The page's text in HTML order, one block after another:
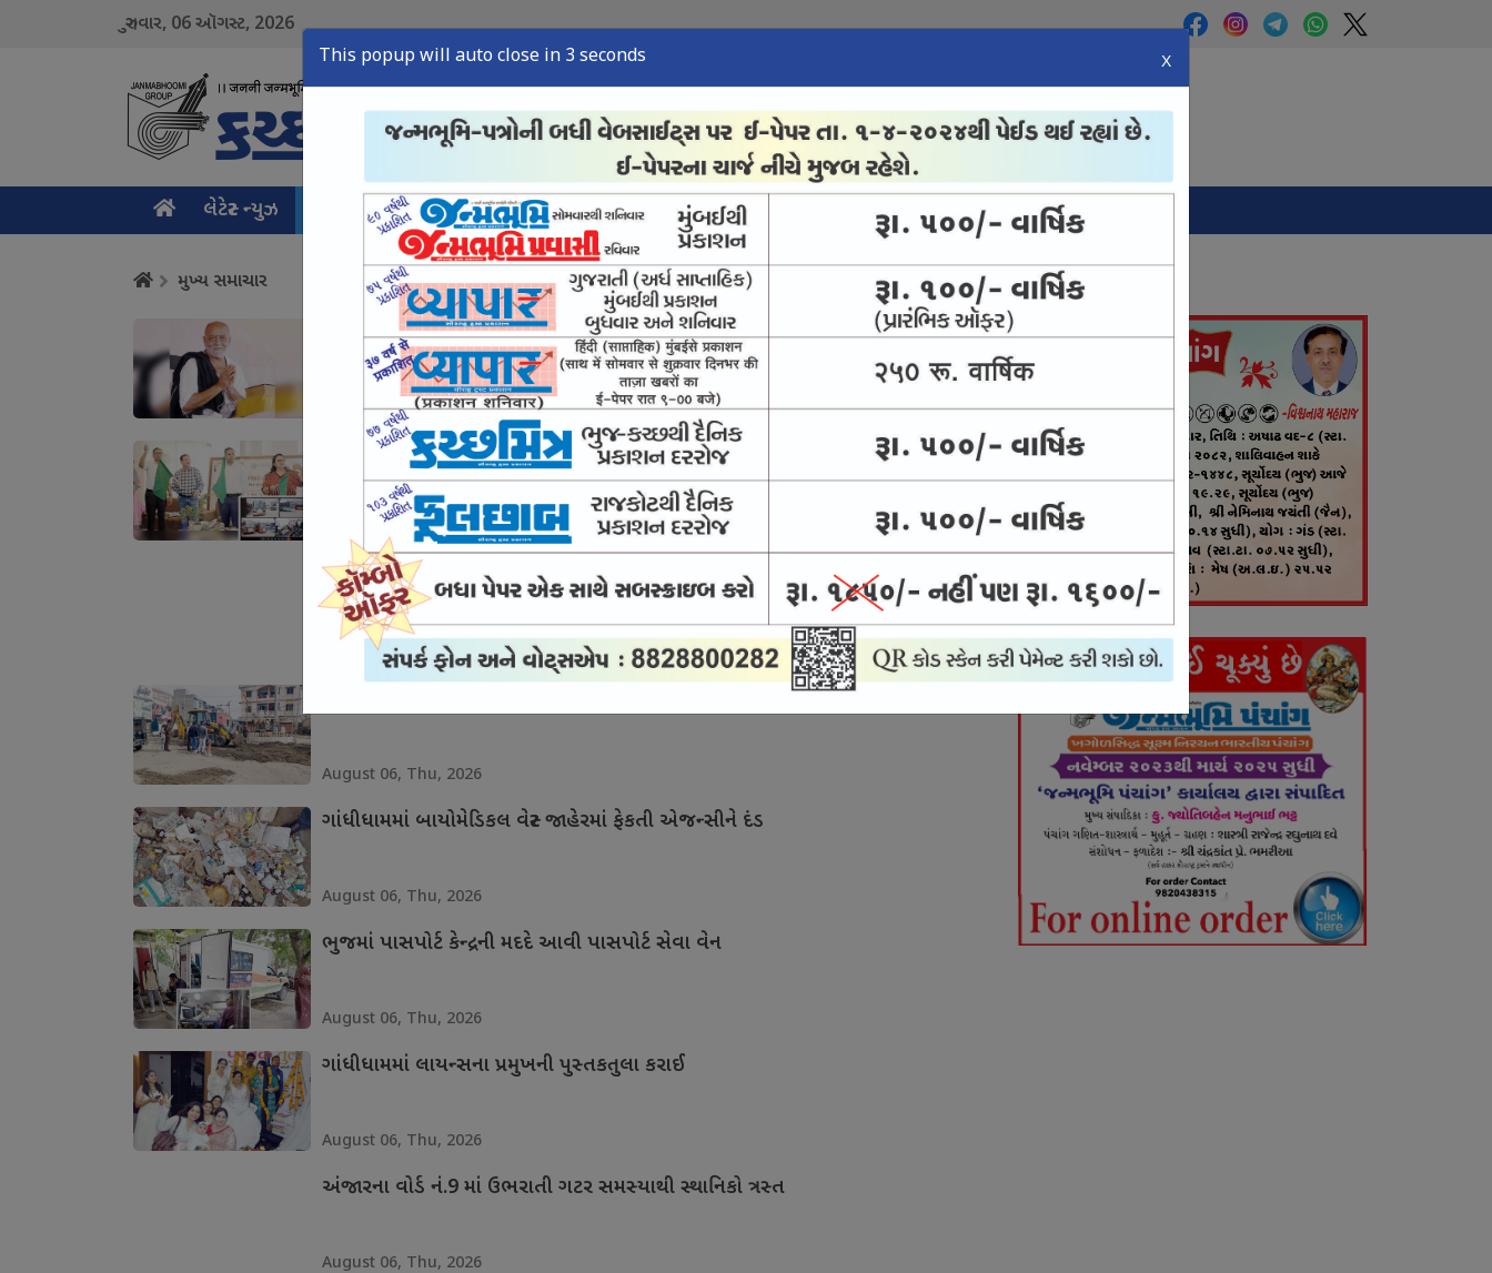
ગુરુવાર, 06ઑગસ્ટ, 2026
લેટેસ્ટ ન્યુઝ મુખ્ય સમાચાર ક્રાઇમ ન્યુઝ સ્પોર્ટ્સ ન્યુઝ તંત્રી લેખ ઈ-પેપર
This popup will auto close in 2 seconds X
મુખ્ય સમાચાર
ગુજરાત -કેરળમાં અતિવૃષ્ટિથી અવસાન પામેલા દિવંગતોને મોરારિબાપુની
શ્રદ્ધાંજલિ અને સહાય
August 06, Thu, 2026
શિક્ષણની બાબતમાં કચ્છ બન્યું રાજ્યનું રોલમોડેલ
August 06, Thu, 2026
ભુજના વોર્ડ નં.-5 માં થતા ગેરકાયદે બાંધકામને અટકાવવા રહેવાસીઓની માંગ
August 06, Thu, 2026
August 06, Thu, 2026
ગાંધીધામમાં બાયોમેડિકલ વેસ્ટ જાહેરમાં ફેકતી એજન્સીને દંડ
August 06, Thu, 2026
ભુજમાં પાસપોર્ટ કેન્દ્રની મદદે આવી પાસપોર્ટ સેવા વેન
August 06, Thu, 2026
ગાંધીધામમાં લાયન્સના પ્રમુખની પુસ્તકતુલા કરાઈ
August 06, Thu, 2026
અંજારના વોર્ડ નં.9 માં ઉભરાતી ગટર સમસ્યાથી સ્થાનિકો ત્રસ્ત
August 06, Thu, 2026
Panchang